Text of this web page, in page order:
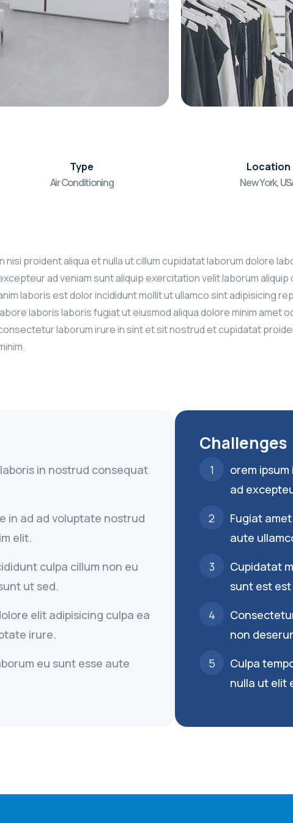
Type
Air Conditioning
Location
New York,
nisi proident aliqua et nulla ut cillum cupidatat laborum dolore
ad veniam sunt aliquip exercitation velit laborum
laboris est dolor incididunt mollit ut ullamco sint adipisicing
laboris laboris fugiat ut eiusmod aliqua dolore minim
laborum irure in sint et sit nostrud et cupidatat
in nostrud consequat
in ad ad voluptate nostrud
elit.
culpa cillum non eu
ut sed.
elit adipisicing culpa ea
irure.
eu sunt esse aute
Challenges
orem
ad
Fugiat
aute
Cupidatat
sunt est est
non
Culpa
nulla ut elit